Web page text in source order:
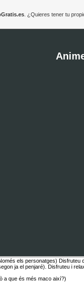
els personatges) Disfruteu
ja el penjaré). Disfruteu i
a que és més maco així?)
. ¿Quieres tener tu